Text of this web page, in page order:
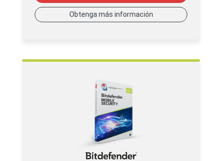
Obtenga más información